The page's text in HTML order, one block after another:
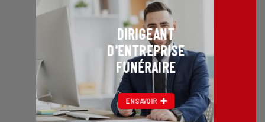
DIRIGEANT
D'ENTREPRISE
FUNÉRAIRE
EN SAVOIR